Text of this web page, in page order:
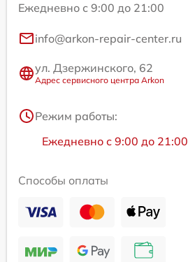
Ежедневно с 9:00 до 21:00
info@arkon-repair-center.ru
ул. Дзержинского, 62
Адрес сервисного центра Arkon
Режим работы:
Ежедневно с 9:00 до 21:00
Способы оплаты